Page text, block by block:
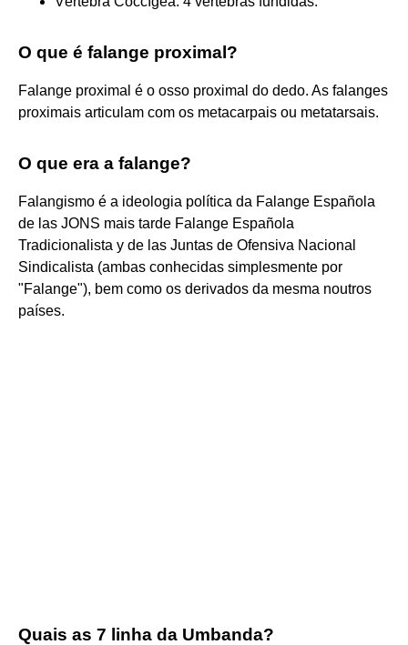
O que é falange proximal?
Falange proximal é o osso proximal do dedo. As falanges
proximais articulam com os metacarpais ou metatarsais.
O que era a falange?
Falangismo é a ideologia política da Falange Española
de las JONS mais tarde Falange Española
Tradicionalista y de las Juntas de Ofensiva Nacional
Sindicalista (ambas conhecidas simplesmente por
"Falange"), bem como os derivados da mesma noutros
países.
Quais as 7 linha da Umbanda?